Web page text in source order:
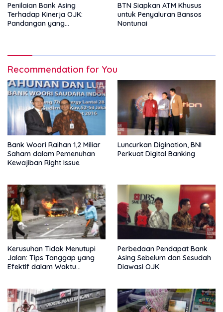
Penilaian Bank Asing
Terhadap Kinerja OJK:
Pandangan yang
BTN Siapkan ATM Khusus
untuk Penyaluran Bansos
Nontunai
Recommendation for You
Bank Woori Raihan 1,2 Miliar
Saham dalam Pemenuhan
Kewajiban Right Issue
Luncurkan Digination, BNI
Perkuat Digital Banking
Kerusuhan Tidak Menutupi
Jalan: Tips Tanggap yang
Efektif dalam Waktu
Perbedaan Pendapat Bank
Asing Sebelum dan Sesudah
Diawasi OJK